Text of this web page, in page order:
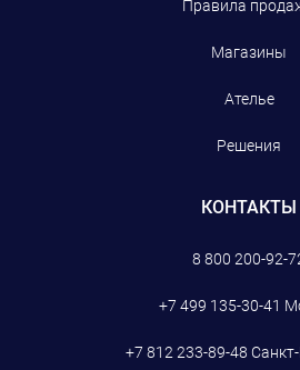
Правила
Магазины
Ателье
Решения
КОНТАКТЫ
8 800 200-92-
+7 499 135-30-41
+7 812 233-89-48